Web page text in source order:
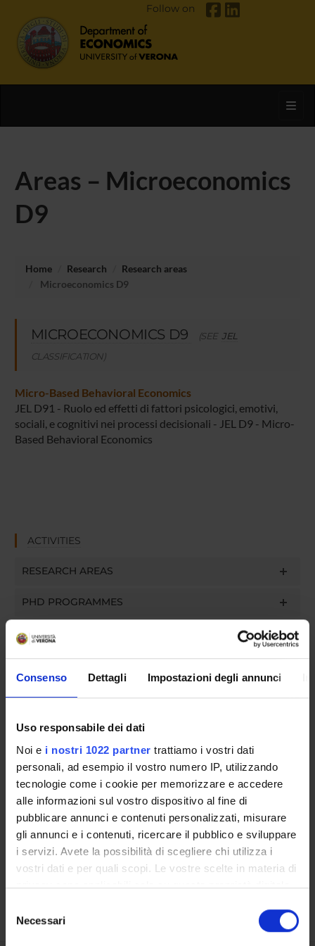
Consenso Dettagli Impostazioni degli annunci
Uso responsabile dei dati
Noi e i nostri 1022 partner trattiamo i vostri dati
personali, ad esempio il vostro numero IP, utilizzando
tecnologie come i cookie per memorizzare e accedere
alle informazioni sul vostro dispositivo al fine di
pubblicare annunci e contenuti personalizzati, misurare
gli annunci e i contenuti, ricercare il pubblico e sviluppare
i servizi. Avete la possibilità di scegliere chi utilizza i
vostri dati e per quali scopi. Le vostre scelte in materia di
privacy sono applicabili solo su questa proprietà digitale
modificare o revocare il proprio consenso in qualsiasi
momento dalla Dichiarazione sui cookie o facendo clic
delNecessari
Follow on
Areas – Microeconomics
D9
Home Research
Research areas
Microeconomics D9
MICROECONOMICS D9 (SEE JEL
CLASSIFICATION)
Micro-Based Behavioral Economics
JEL D91 - Ruolo ed effetti di fattori psicologici, emotivi,
sociali, e cognitivi nei processi decisionali - JEL D9 - Micro-
Based Behavioral Economics
ACTIVITIES
RESEARCH AREAS
PHD PROGRAMMES
RESEARCH FACILITIES
RESEARCH CENTRES
RESEARCH LABORATORIES
SPIN OFF AND COMPANIES
Contacts
People
Places
Calendar